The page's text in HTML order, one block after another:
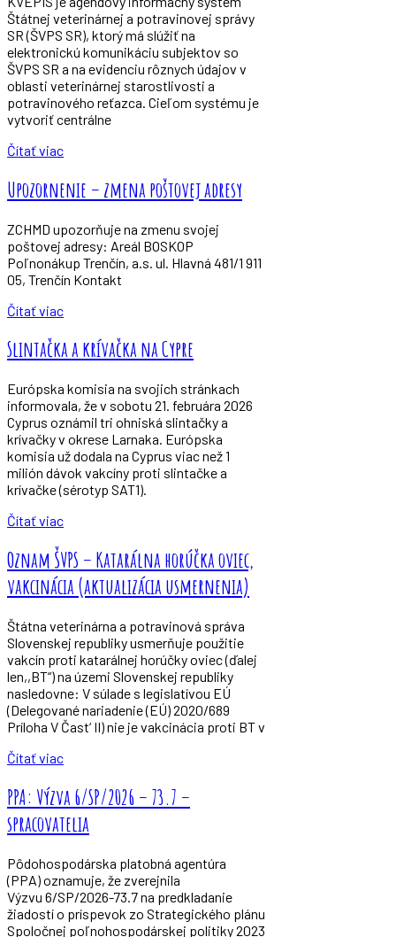
Štátnej veterinárnej a potravinovej správy
SR (ŠVPS SR), ktorý má slúžiť na
elektronickú komunikáciu subjektov so
ŠVPS SR a na evidenciu rôznych údajov v
oblasti veterinárnej starostlivosti a
potravinového reťazca. Cieľom systému je
vytvoriť centrálne
Čítať viac
Upozornenie – zmena poštovej adresy
ZCHMD upozorňuje na zmenu svojej
poštovej adresy: Areál BOSKOP
Poľnonákup Trenčín, a.s. ul. Hlavná 481/1 911
05, Trenčín Kontakt
Čítať viac
Slintačka a krívačka na Cypre
Európska komisia na svojich stránkach
informovala, že v sobotu 21. februára 2026
Cyprus oznámil tri ohniská slintačky a
krívačky v okrese Larnaka. Európska
komisia už dodala na Cyprus viac než 1
milión dávok vakcíny proti slintačke a
krívačke (sérotyp SAT1).
Čítať viac
Oznam ŠVPS – Katarálna horúčka oviec,
vakcinácia (aktualizácia usmernenia)
Štátna veterinárna a potravinová správa
Slovenskej republiky usmerňuje použitie
vakcín proti katarálnej horúčky oviec (ďalej
len,,BT“) na územi Slovenskej republiky
nasledovne: V súlade s legislatívou EÚ
(Delegované nariadenie (EÚ) 2020/689
Príloha V Čast‘ II) nie je vakcinácia proti BT v
Čítať viac
PPA: Výzva 6/SP/2026 – 73.7 –
spracovatelia
Pôdohospodárska platobná agentúra
(PPA) oznamuje, že zverejnila
Výzvu 6/SP/2026-73.7 na predkladanie
žiadostí o príspevok zo Strategického plánu
Spoločnej poľnohospodárskej politiky 2023